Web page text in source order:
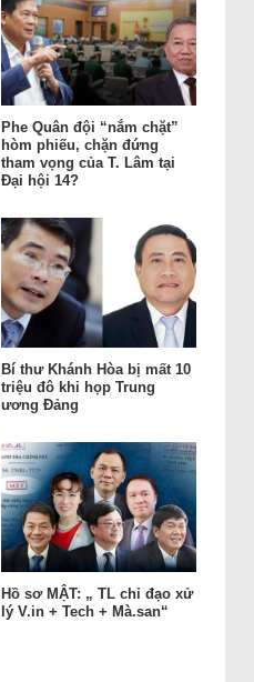
Phe Quân đội “nắm chặt”
hòm phiếu, chặn đứng
tham vọng của T. Lâm tại
Đại hội 14?
Bí thư Khánh Hòa bị mất 10
triệu đô khi họp Trung
ương Đảng
Hồ sơ MẬT: „ TL chỉ đạo xử
lý V.in + Tech + Mà.san“